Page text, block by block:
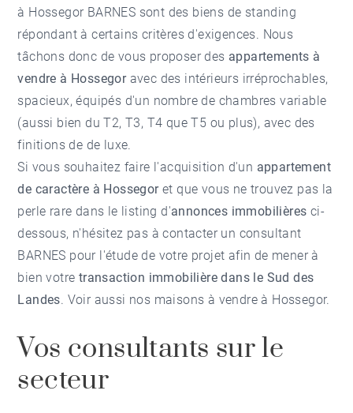
à Hossegor BARNES sont des biens de standing
répondant à certains critères d'exigences. Nous
tâchons donc de vous proposer des appartements à
vendre à Hossegoravec des intérieurs irréprochables,
spacieux, équipés d'un nombre de chambres variable
(aussi bien du T2, T3, T4 que T5 ou plus), avec des
finitions de de luxe.
Si vous souhaitez faire l'acquisition d'un appartement
de caractère à Hossegoret que vous ne trouvez pas la
perle rare dans le listing d'annonces immobilières ci-
dessous, n'hésitez pas à contacter un consultant
BARNES pour l'étude de votre projet afin de mener à
bien votre transaction immobilière dans le Sud des
Landes. Voir aussi nos maisons à vendre à Hossegor.
Vos consultants sur le
secteur